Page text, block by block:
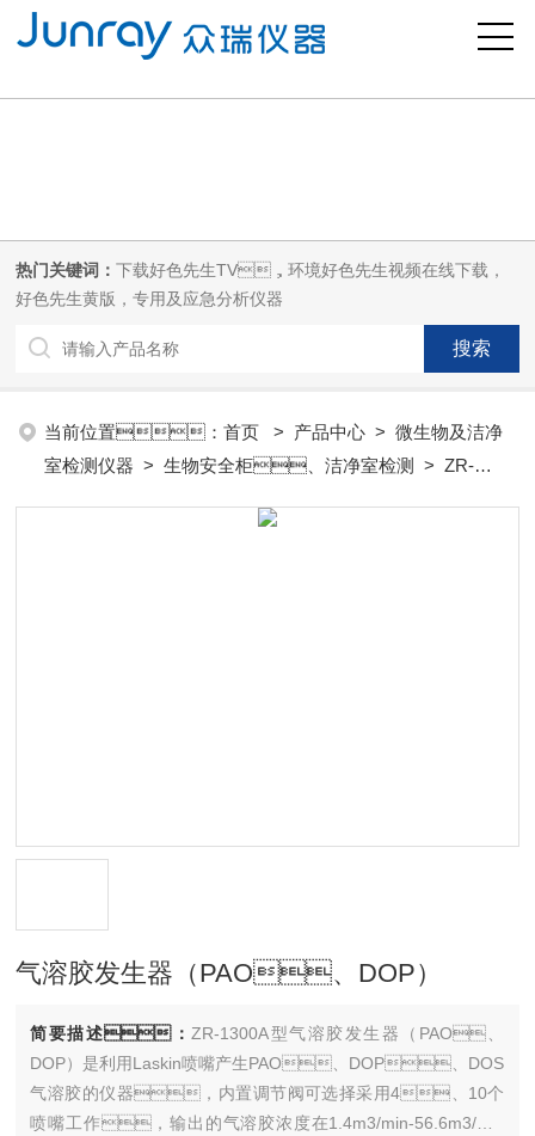
好色先生污版,下载好色先生TV,好色先生视频在线下载,好色先生黄版
热门关键词：下载好色先生TV，环境好色先生视频在线下载，
好色先生黄版，专用及应急分析仪器
当前位置：首页 > 产品中心 >微生物及洁净
室检测仪器 >生物安全柜、洁净室检测
> ZR-
气溶胶发生器（PAO、DOP）
简要描述： ZR-1300A型气溶胶发生器（PAO、
DOP）是利用Laskin喷嘴产生PAO、DOP、DOS
气溶胶的仪器，内置调节阀可选择采用4、10个
喷嘴工作，输出的气溶胶浓度在1.4m3/min-56.6m3/min